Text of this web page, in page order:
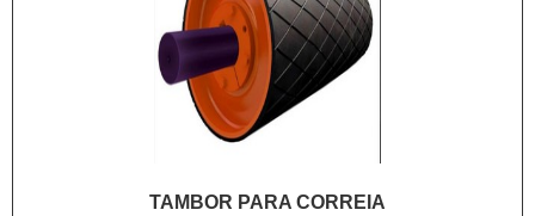
de atuação. A Master Serviços e Usinagem canaliza
sua energia em proporcionar uma estrutura com:
Escritório de alta qualidade onde são realizadas as
atividades; Estrutura suficiente para atender todas
as demandas; Amplo catálogo de produtos. Tudo
isso para que se tenha recuperação cilindro
hidráulico com proteção. Ainda tratando-se de
TAMBOR PARA CORREIA